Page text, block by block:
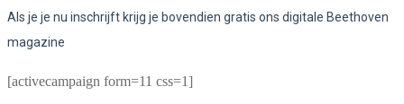
Als je je nu inschrijft krijg je bovendien gratis ons digitale Beethoven
magazine
[activecampaign form=11 css=1]